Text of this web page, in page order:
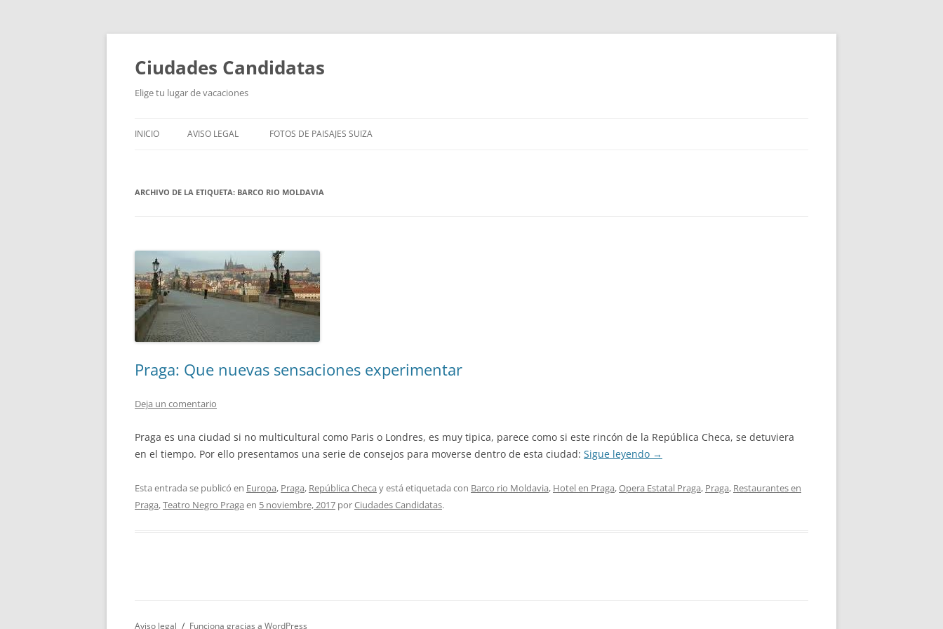
Saltar
contenido
Ciudades Candidatas
Elige tu lugar de vacaciones
INICIO AVISO LEGAL FOTOS DE PAISAJES SUIZA
ARCHIVO DE LA ETIQUETA: BARCO RIO MOLDAVIA
Praga: Que nuevas sensaciones experimentar
Deja un comentario
Praga es una ciudad si no multicultural como Paris o Londres, es muy tipica, parece como si este rincón de la República Checa, se detuviera
en el tiempo. Por ello presentamos una serie de consejos para moverse dentro de esta ciudad: Sigue leyendo →
Esta entrada se publicó en Europa, Praga, República Checa y está etiquetada con Barco rio Moldavia, Hotel en Praga,Opera Estatal Praga, Praga, Restaurantes en
Praga,Teatro Negro Praga en 5 noviembre, 2017 porCiudades Candidatas.
Aviso legal Funciona gracias a WordPress